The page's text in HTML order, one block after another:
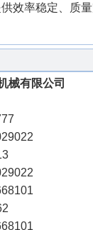
效率稳定、质
械有限公司